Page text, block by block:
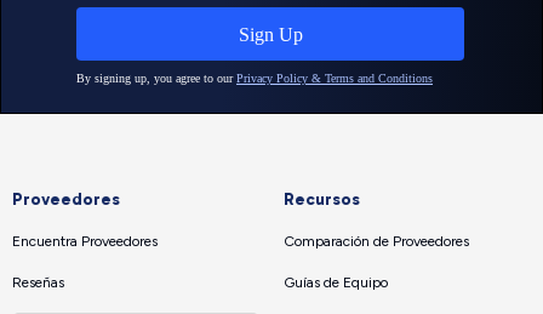
Proveedores
Encuentra Proveedores
Reseñas
Recursos
Comparación de Proveedores
Guías de Equipo